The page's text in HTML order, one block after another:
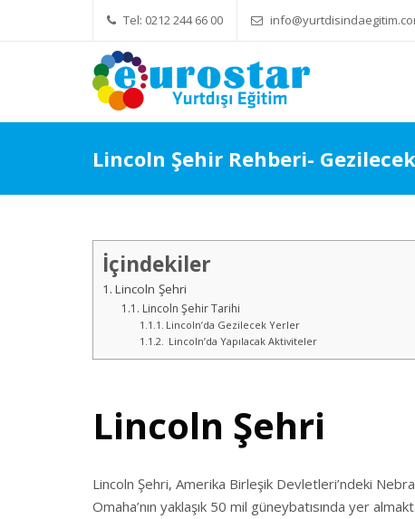
Tel: 0212 244 66 00Yök Denkliği Önemli Eğitim
Lincoln Şehir Rehberi-
İçindekiler
Lincoln Şehri
Lincoln Şehir Tarihi
Lincoln’da Gezilecek Yerler
Lincoln’da Yapılacak Aktiviteler
Lincoln Şehri
Lincoln Şehri, Amerika Birleşik Devletleri’ndeki
Omaha’nın yaklaşık 50 mil güneybatısında yer